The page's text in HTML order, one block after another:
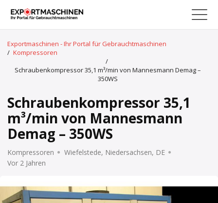
Exportmaschinen - Ihr Portal für Gebrauchtmaschinen
/ Kompressoren
/
Schraubenkompressor 35,1 m³/min von Mannesmann Demag –
350WS
Schraubenkompressor 35,1
m³/min von Mannesmann
Demag – 350WS
Kompressoren
Wiefelstede, Niedersachsen, DE
Vor 2 Jahren